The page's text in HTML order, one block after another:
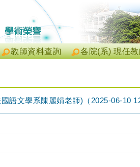
各院(系) 現任
教師資料查詢
語文學系陳麗娟老師)（2025-06-10